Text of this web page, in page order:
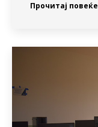
Прочитај повеќе